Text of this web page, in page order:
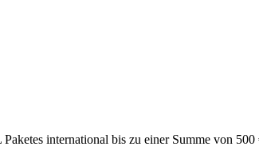
international bis zu einer Summe von 500